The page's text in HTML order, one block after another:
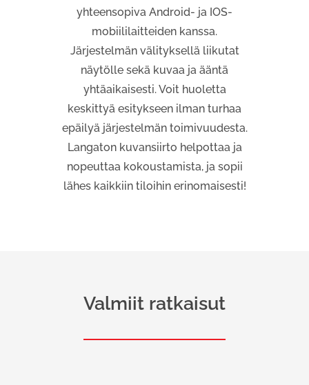
yhteensopiva Android- ja IOS-
mobiililaitteiden kanssa.
Järjestelmän välityksellä liikutat
näytölle sekä kuvaa ja ääntä
yhtäaikaisesti. Voit huoletta
keskittyä esitykseen ilman turhaa
epäilyä järjestelmän toimivuudesta.
Langaton kuvansiirto helpottaa ja
nopeuttaa kokoustamista, ja sopii
lähes kaikkiin tiloihin erinomaisesti!
Valmiit ratkaisut